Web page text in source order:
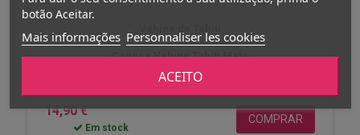
botão Aceitar.
Mais informações Personnaliser les cookies
ACEITO
Caneca Vahine Tahiti Mate
14,90 €
Em stock
COMPRAR